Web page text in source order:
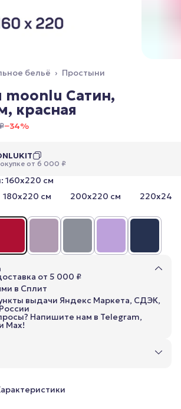
Простыни
бельё ›
moonlu Сатин,
красная
−34%
от 6 000 ₽
160x220 см
180x220 см 200x220 см
220x240
от 5 000 ₽
в Сплит
выдачи Яндекс Маркета, СДЭК,
Напишите нам в Telegram,
Max!